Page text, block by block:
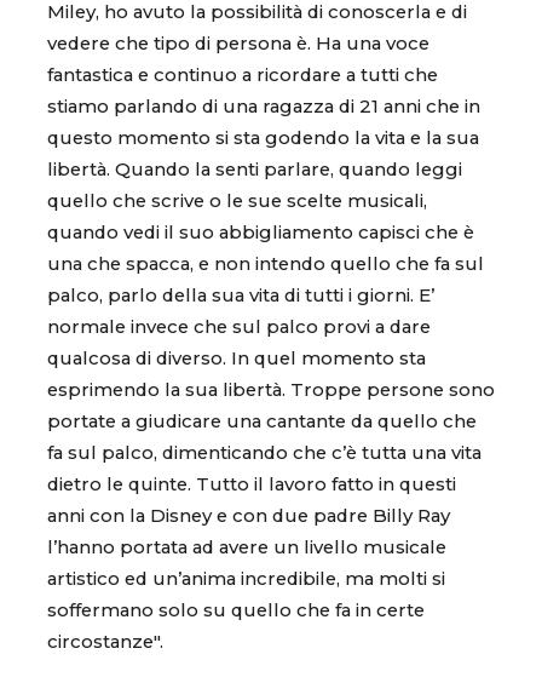
Miley, ho avuto la possibilità di conoscerla e di
vedere che tipo di persona è. Ha una voce
fantastica e continuo a ricordare a tutti che
stiamo parlando di una ragazza di 21 anni che in
questo momento si sta godendo la vita e la sua
libertà. Quando la senti parlare, quando leggi
quello che scrive o le sue scelte musicali,
quando vedi il suo abbigliamento capisci che è
una che spacca, e non intendo quello che fa sul
palco, parlo della sua vita di tutti i giorni. E’
normale invece che sul palco provi a dare
qualcosa di diverso. In quel momento sta
esprimendo la sua libertà. Troppe persone sono
portate a giudicare una cantante da quello che
fa sul palco, dimenticando che c’è tutta una vita
dietro le quinte. Tutto il lavoro fatto in questi
anni con la Disney e con due padre Billy Ray
l’hanno portata ad avere un livello musicale
artistico ed un’anima incredibile, ma molti si
soffermano solo su quello che fa in certe
circostanze".